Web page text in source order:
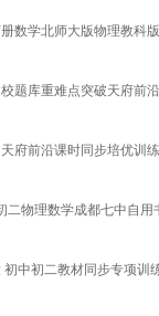
数学北师大版物理教科
题库重难点突破天府
府前沿课时同步培优训
物理数学成都七中自用
中初二教材同步专项